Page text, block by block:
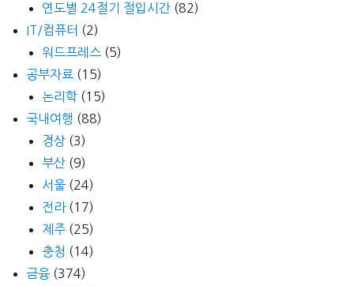
연도별 24절기 절입시간 (82)
IT/컴퓨터 (2)
워드프레스 (5)
공부자료 (15)
논리학 (15)
국내여행 (88)
경상 (3)
부산 (9)
서울 (24)
전라(17)
제주 (25)
충청 (14)
금융 (374)